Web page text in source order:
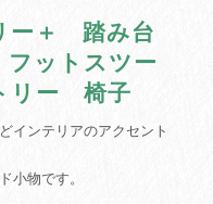
ー＋ 踏み台
ットスツー
リー 椅子
インテリアのアクセント
小物です。